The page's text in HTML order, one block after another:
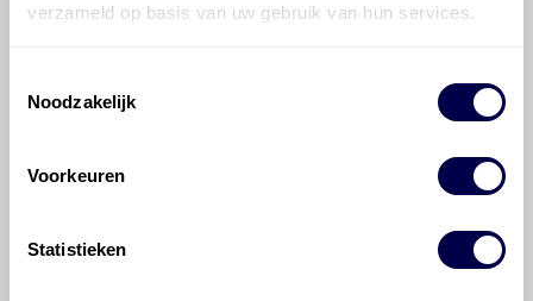
verzameld op basis van uw gebruik van hun services.
Noodzakelijk
Voorkeuren
Statistieken
en compleet mogelijk zijn, wordt geen
veroorzaakt door fouten of omissies in de verstrekte
informatie. Door deze olieaanbevelingsinformatie te
hij/zij de ervaring, de kennis en het vermogen heeft
om de vereiste onderhoudswerkzaamheden op een
vrijwaart en indemniseert de uitgever en
Den Hartog
voor enig verlies, letsel, claim en schade